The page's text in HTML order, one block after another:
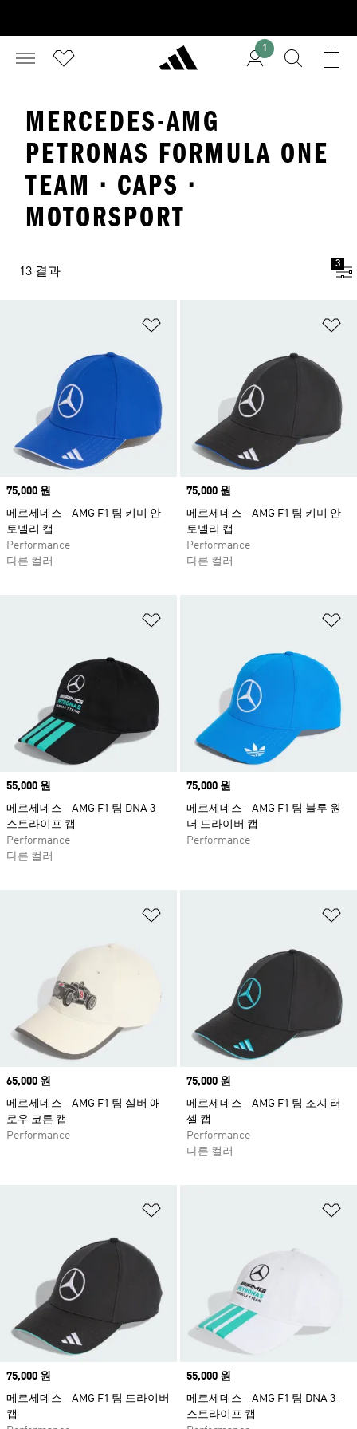
1
MERCEDES-AMG
PETRONAS FORMULA ONE
TEAM · CAPS ·
MOTORSPORT
13 결과
3
Price
75,000 원
메르세데스 - AMG F1 팀 키미 안
토넬리 캡
Performance
다른 컬러
Price
75,000 원
메르세데스 - AMG F1 팀 키미 안
토넬리 캡
Performance
다른 컬러
Price
55,000 원
메르세데스 - AMG F1 팀 DNA 3-
스트라이프 캡
Performance
다른 컬러
Price
75,000 원
메르세데스 - AMG F1 팀 블루 원
더 드라이버 캡
Performance
Price
65,000 원
메르세데스 - AMG F1 팀 실버 애
로우 코튼 캡
Performance
Price
75,000 원
메르세데스 - AMG F1 팀 조지 러
셀 캡
Performance
다른 컬러
Price
75,000 원
메르세데스 - AMG F1 팀 드라이버
캡
Price
55,000 원
메르세데스 - AMG F1 팀 DNA 3-
스트라이프 캡